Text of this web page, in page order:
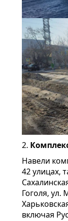
2.
Навели
42 улицах,
Гоголя, ул.
включая